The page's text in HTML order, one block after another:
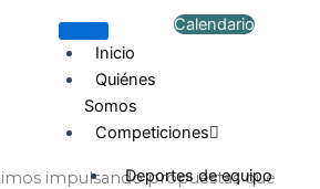
Inicio
Quiénes
Somos
Competiciones
Deportes de equipo
Calendario
impulsando propuestas que